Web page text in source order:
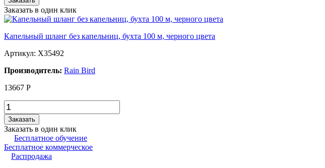
Заказать в один клик
Капельный шланг без капельниц, бухта 100 м, черного цвета
Артикул: X35492
Производитель: Rain Bird
13667 Р
Заказать
Заказать в один клик
Бесплатное обучение
Бесплатное коммерческое
Распродажа